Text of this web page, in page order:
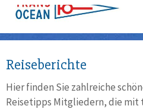
Reiseberichte
Hier finden Sie zahlreiche
Reisetipps Mitgliedern, die mit